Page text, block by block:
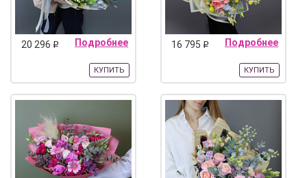
20 296 q Подробнее
КУПИТЬ
16 795 q Подробнее
КУПИТЬ